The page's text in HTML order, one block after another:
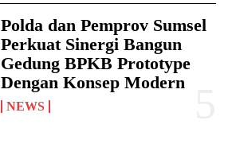
Polda dan Pemprov Sumsel
Perkuat Sinergi Bangun
Gedung BPKB Prototype
Dengan Konsep Modern
NEWS